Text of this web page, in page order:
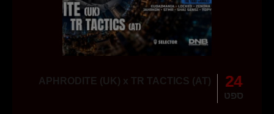
24
ספט
APHRODITE (UK) x TR TACTICS (AT)